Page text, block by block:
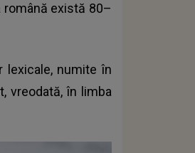
există 80–
lexicale, numite în
vreodată, în limba